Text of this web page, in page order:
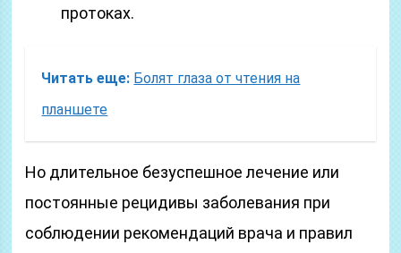
протоках.
Читать еще: Болят глаза от чтения на
планшете
Но длительное безуспешное лечение или
постоянные рецидивы заболевания при
соблюдении рекомендаций врача и правил